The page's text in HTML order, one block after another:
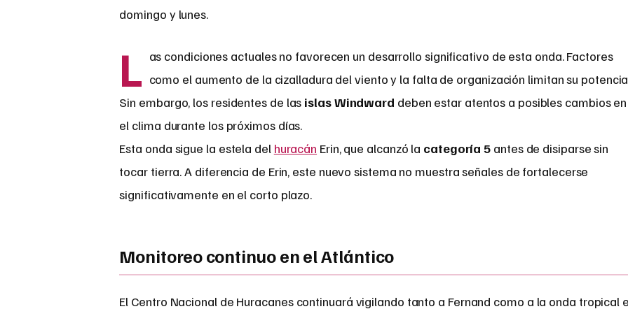
domingo y lunes.
L as condiciones actuales no favorecen un desarrollo significativo de esta onda. Factores
como el aumento de la cizalladura del viento y la falta de organización limitan su
Sin embargo, los residentes de las islas Windward deben estar atentos a posibles cambios en
el clima durante los próximos días.
Esta onda sigue la estela del huracán Erin, que alcanzó la categoría 5 antes de disiparse sin
tocar tierra. A diferencia de Erin, este nuevo sistema no muestra señales de fortalecerse
significativamente en el corto plazo.
Monitoreo continuo en el Atlántico
El Centro Nacional de Huracanes continuará vigilando tanto a Fernand como a la onda tropical